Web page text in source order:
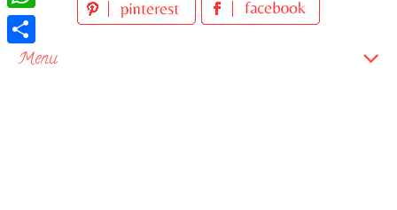
Menu
WhatsApp
Teilen